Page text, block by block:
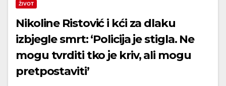
ŽIVOT
Nikoline Ristović i kći za dlaku
izbjegle smrt: ‘Policija je stigla. Ne
mogu tvrditi tko je kriv, ali mogu
pretpostaviti’